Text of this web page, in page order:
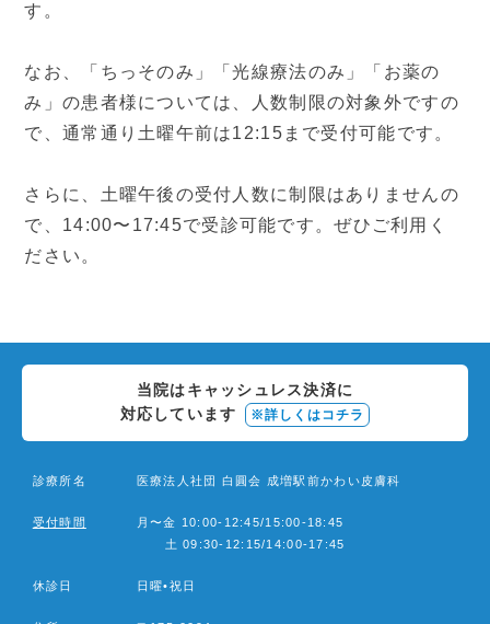
す。
なお、「ちっそのみ」「光線療法のみ」「お薬の
み」の患者様については、人数制限の対象外ですの
で、通常通り土曜午前は12:15まで受付可能です。
さらに、土曜午後の受付人数に制限はありませんの
で、14:00〜17:45で受診可能です。ぜひご利用く
ださい。
当院はキャッシュレス決済に
対応しています
※詳しくはコチラ
診療所名 医療法人社団 白圓会 成増駅前かわい皮膚科
受付時間
月〜金 10:00-12:45/15:00-18:45
土 09:30-12:15/14:00-17:45
休診日 日曜•祝日
診療カレンダー